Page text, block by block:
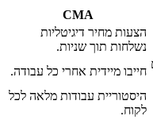
CMA‎
הצעות מחיר דיגיטליות
נשלחות תוך שניות.
חייבו מיידית אחרי כל עבודה.
היסטוריית עבודות מלאה לכל
לקוח.